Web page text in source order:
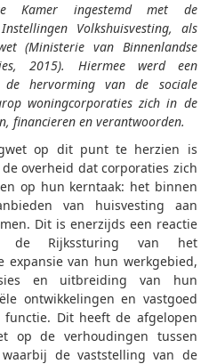
Kamer ingestemd met de
Volkshuisvesting, als
(Ministerie van Binnenlandse
2015). Hiermee werd een
hervorming van de sociale
woningcorporaties zich in de
financieren en verantwoorden.
op dit punt te herzien is
overheid dat corporaties zich
op hun kerntaak: het binnen
van huisvesting aan
Dit is enerzijds een reactie
Rijkssturing van het
expansie van hun werkgebied,
en uitbreiding van hun
ontwikkelingen en vastgoed
functie. Dit heeft de afgelopen
op de verhoudingen tussen
de vaststelling van de